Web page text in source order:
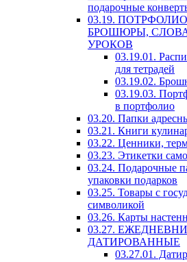
подарочные
03.19.
БРОШЮРЫ,
УРОКОВ
03.19.01.
для тетрадей
03.19.02.
03.19.03.
в портфолио
03.20. Папки
03.21. Книги
03.22. Ценники,
03.23. Этикетки
03.24. Подарочные
упаковки подарков
03.25. Товары с
символикой
03.26. Карты
03.27.
ДАТИРОВАННЫЕ
03.27.01.